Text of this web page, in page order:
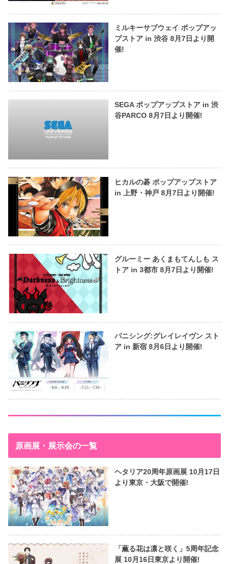
ミルキーサブウェイ ポップアッ
プストア in 渋谷 8月7日より開
催!
SEGA ポップアップストア in 渋
谷PARCO 8月7日より開催!
ヒカルの碁 ポップアップストア
in 上野・神戸 8月7日より開催!
グルーミー あくまもてんしも ス
トア in 3都市 8月7日より開催!
パニシング:グレイレイヴン スト
ア in 新宿 8月6日より開催!
原画展・展示会の一覧
ヘタリア20周年原画展 10月17日
より東京・大阪で開催!
「薫る花は凛と咲く」5周年記念
展 10月16日東京より開催!